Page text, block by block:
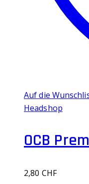
Auf die
Headshop
OCB
2,80 CHF